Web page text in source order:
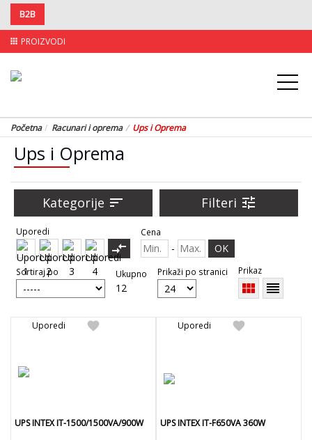
B2B
apps PROIZVODI
Početna Racunari i oprema Ups i Oprema
Ups i Oprema
Kategorije sort Filteri tune
Uporedi
compare_arrows
Cena
- OK
Sortiraj po Ukupno
12
Prikaži po stranici Prikaz
view_module reorder
favorite
Uporedi
UPS INTEX IT-1500/1500VA/900W
favorite
Uporedi
UPS INTEX IT-F650VA 360W